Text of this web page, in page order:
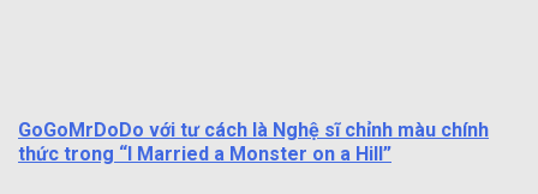
GoGoMrDoDo với tư cách là Nghệ sĩ chỉnh màu chính
thức trong “I Married a Monster on a Hill”